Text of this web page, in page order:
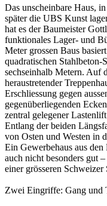
Das unscheinbare Haus,
später die UBS Kunst
hat es der Baumeister
funktionales Lager- und
Meter grossen Baus
quadratischen Stahlbeton-
sechseinhalb Metern. Auf
heraustretender
Erschliessung gegen
gegenüberliegenden
zentral gelegener
Entlang der beiden
von Osten und Westen in
Ein Gewerbehaus aus
auch nicht besonders gut
einer grösseren Schweizer
Zwei Eingriffe: Gang und